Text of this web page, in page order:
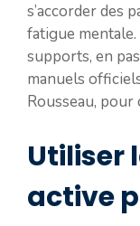
s’accorder des
fatigue
supports, en
manuels
Rousseau, pour
Utiliser
active